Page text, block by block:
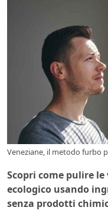
Veneziane, il metodo furbo
Scopri come pulire
ecologico usando
senza prodotti